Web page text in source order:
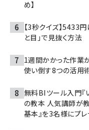
め】
【3秒クイズ】5433
と目」で見抜く方法
1週間かかった作
使い倒す8つの活用
無料BIツール入門
の教本 人気講師が
基本』を3名様にプレ